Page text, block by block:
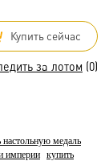
Купить сейчас
за лотом (0)
настольную медаль
империи купить